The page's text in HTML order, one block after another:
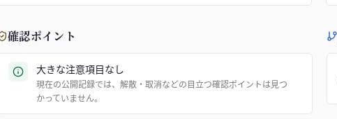
確認ポイント
大きな注意項目なし
現在の公開記録では、解散・取消などの目立つ確認ポイントは見つ
かっていません。